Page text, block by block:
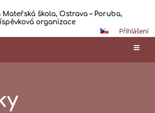
škola, Ostrava – Poruba,
organizace
Přihlášení